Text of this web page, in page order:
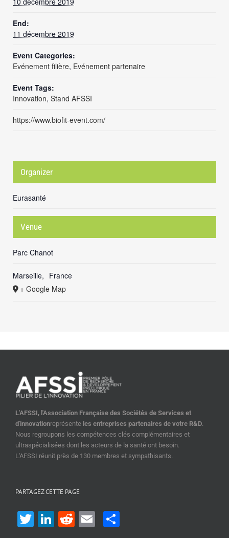
End:
11 décembre 2019
Event Categories:
Evénement filière, Evénement partenaire
Event Tags:
Innovation, Stand AFSSI
https://www.biofit-event.com/
Venue
Parc Chanot
Marseille, France
+ Google Map
Organizer
Eurasanté
L'AFSSI, l'Association Française des Sociétés de Services et
d'innovationreprésente les entreprises partenaires de votre R&D.
Nous regroupons les compétences clés complémentaires et
ultraspécialisées dont les acteurs de la santé ont besoin.
L'AFSSI réunit près de 130 membres et sympathisants.
PARTAGEZ CETTE PAGE
Twitter
LinkedIn
Reddit
Email